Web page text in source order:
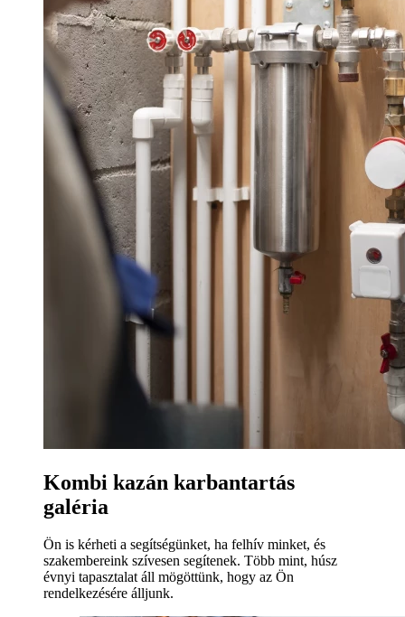
Kombi kazán karbantartás
galéria
Ön is kérheti a segítségünket, ha felhív minket, és
szakembereink szívesen segítenek. Több mint, húsz
évnyi tapasztalat áll mögöttünk, hogy az Ön
rendelkezésére álljunk.